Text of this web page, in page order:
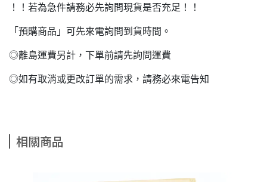
！！若為急件請務必先詢問現貨是否充足！！
「預購商品」可先來電詢問到貨時間。
◎離島運費另計，下單前請先詢問運費
◎如有取消或更改訂單的需求，請務必來電告知
相關商品